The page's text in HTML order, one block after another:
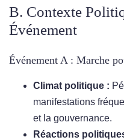
B. Contexte
Événement
Événement A : Marche
Climat politique :
manifestations
et la gouvernance.
Réactions